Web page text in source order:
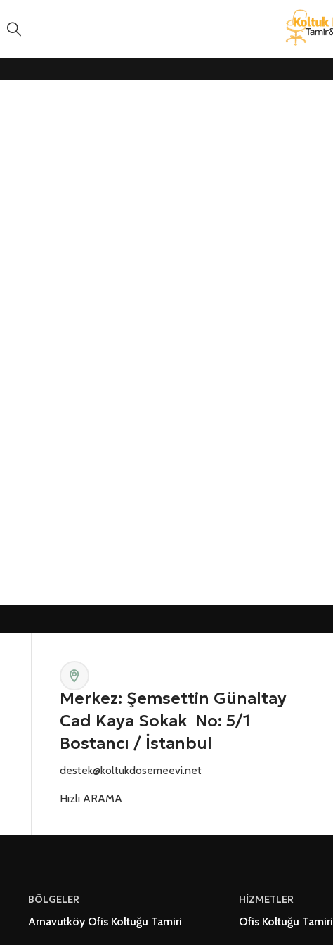
Merkez: Şemsettin Günaltay
Cad Kaya Sokak No: 5/1
Bostancı / İstanbul
destek@koltukdosemeevi.net
Hızlı ARAMA
BÖLGELER
Arnavutköy Ofis Koltuğu Tamiri
HİZMETLER
Ofis Koltuğu Tamiri